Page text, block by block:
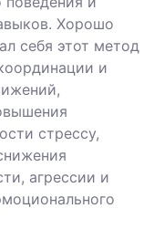
Хорошо
себя этот метод
и
стрессу,
агрессии и